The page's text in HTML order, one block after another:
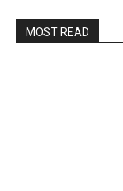
MOST READ